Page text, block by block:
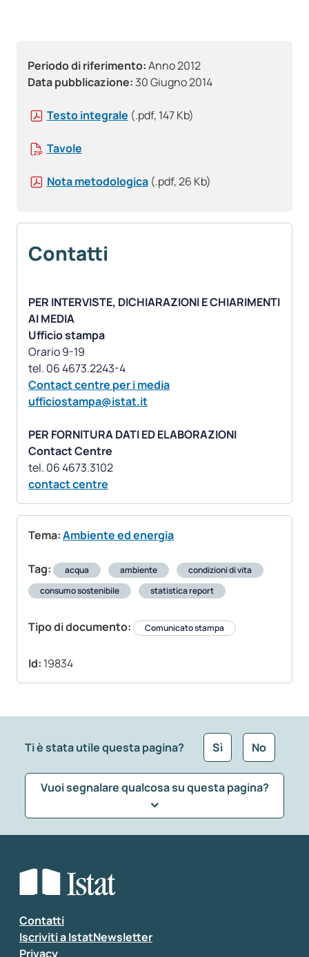
Periodo di riferimento:Anno 2012
Data pubblicazione: 30 Giugno 2014
Testo integrale (.pdf, 147 Kb)
Tavole
Nota metodologica (.pdf, 26 Kb)
Contatti
PER INTERVISTE, DICHIARAZIONI E CHIARIMENTI
AI MEDIA
Ufficio stampa
Orario 9-19
Contact centre per i media
ufficiostampa@istat.it
PER FORNITURA DATI ED ELABORAZIONI
Contact Centre
contact centre
Tema:Ambiente ed energia
Tag: acqua ambiente
condizioni di vita
consumo sostenibile
statistica report
Tipo di documento: Comunicato stampa
Id: 19834
Ti è stata utile questa pagina? Sì No
Vuoi segnalare qualcosa su questa pagina?
Seleziona la tipologia della segnalazione
Inserisci il tuo commento
Contatti
Iscriviti a IstatNewsletter
Privacy